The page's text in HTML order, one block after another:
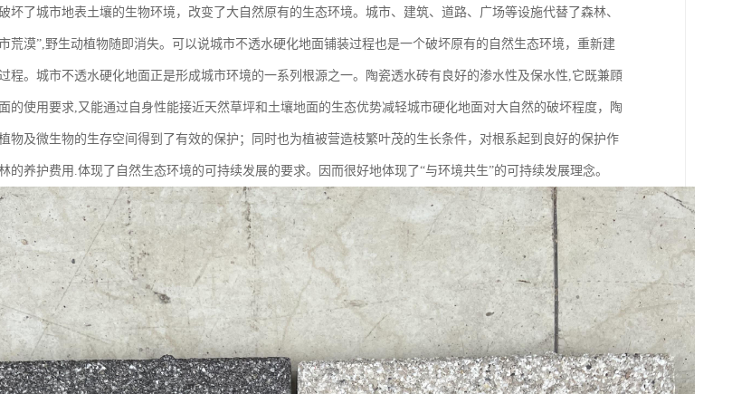
坏了城市地表土壤的生物环境，改变了大自然原有的生态环境。城市、建筑、道路、广场等设施代替了森林、
荒漠”,野生动植物随即消失。可以说城市不透水硬化地面铺装过程也是一个破坏原有的自然生态环境，重新建
程。城市不透水硬化地面正是形成城市环境的一系列根源之一。陶瓷透水砖有良好的渗水性及保水性,它既兼頋
的使用要求,又能通过自身性能接近天然草坪和土壤地面的生态优势减轻城市硬化地面对大自然的破坏程度，陶
物及微生物的生存空间得到了有效的保护；同时也为植被营造枝繁叶茂的生长条件，对根系起到良好的保护作
的养护费用.体现了自然生态环境的可持续发展的要求。因而很好地体现了“与环境共生”的可持续发展理念。